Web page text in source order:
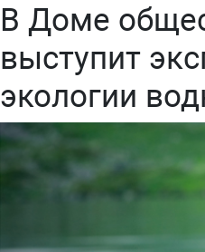
В Доме
выступит
экологии